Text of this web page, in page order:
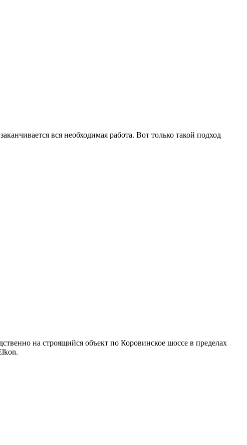
вся необходимая работа. Вот только такой подход
на строящийся объект по Коровинское шоссе в пределах